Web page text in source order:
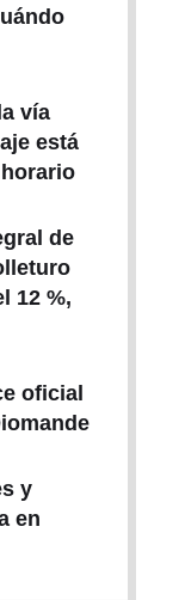
vía
está
de
12 %,
oficial
y
en